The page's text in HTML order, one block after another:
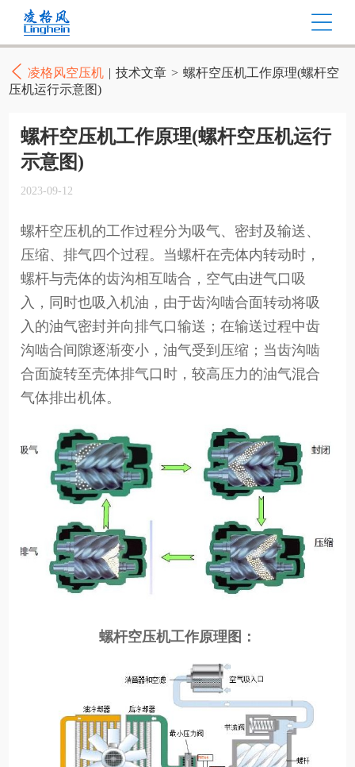
凌格风空压机 | 技术文章 > 螺杆空压机工作原理(螺杆空
压机运行示意图)
螺杆空压机工作原理(螺杆空压机运行
示意图)
2023-09-12
螺杆空压机的工作过程分为吸气、密封及输送、
压缩、排气四个过程。当螺杆在壳体内转动时，
螺杆与壳体的齿沟相互啮合，空气由进气口吸
入，同时也吸入机油，由于齿沟啮合面转动将吸
入的油气密封并向排气口输送；在输送过程中齿
沟啮合间隙逐渐变小，油气受到压缩；当齿沟啮
合面旋转至壳体排气口时，较高压力的油气混合
气体排出机体。
螺杆空压机工作原理图：